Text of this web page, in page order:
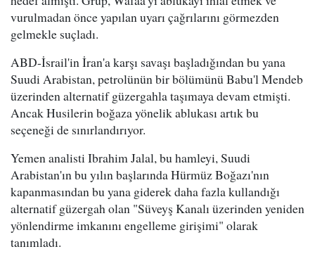
vurulmadan önce yapılan uyarı çağrılarını görmezden
gelmekle suçladı.
ABD-İsrail'in İran'a karşı savaşı başladığından bu yana
Suudi Arabistan, petrolünün bir bölümünü Babu'l Mendeb
üzerinden alternatif güzergahla taşımaya devam etmişti.
Ancak Husilerin boğaza yönelik ablukası artık bu
seçeneği de sınırlandırıyor.
Yemen analisti Ibrahim Jalal, bu hamleyi, Suudi
Arabistan'ın bu yılın başlarında Hürmüz Boğazı'nın
kapanmasından bu yana giderek daha fazla kullandığı
alternatif güzergah olan "Süveyş Kanalı üzerinden yeniden
yönlendirme imkanını engelleme girişimi" olarak
tanımladı.